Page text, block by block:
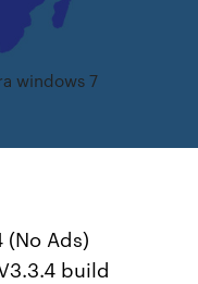
windows 7
(No Ads)
build